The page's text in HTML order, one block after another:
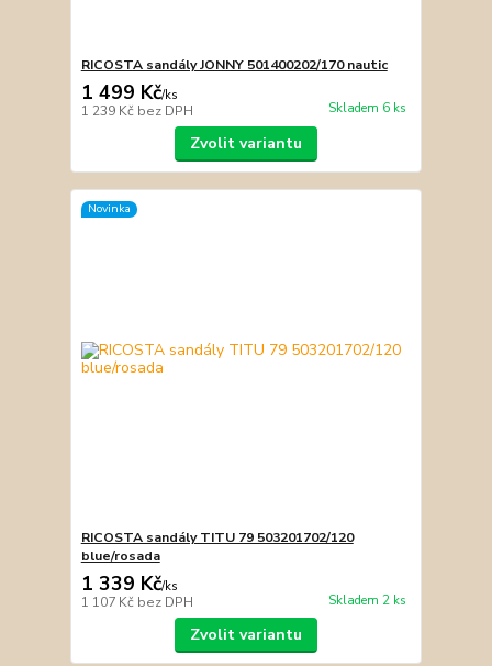
RICOSTA sandály JONNY 501400202/170 nautic
1 499 Kč/ks
1 239 Kč bez DPH Skladem 6 ks
Zvolit variantu
Novinka
RICOSTA sandály TITU 79 503201702/120
blue/rosada
1 339 Kč/ks
1 107 Kč bez DPH Skladem 2 ks
Zvolit variantu